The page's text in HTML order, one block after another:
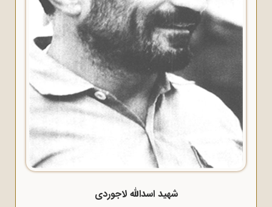
شهید اسدالله لاجوردی